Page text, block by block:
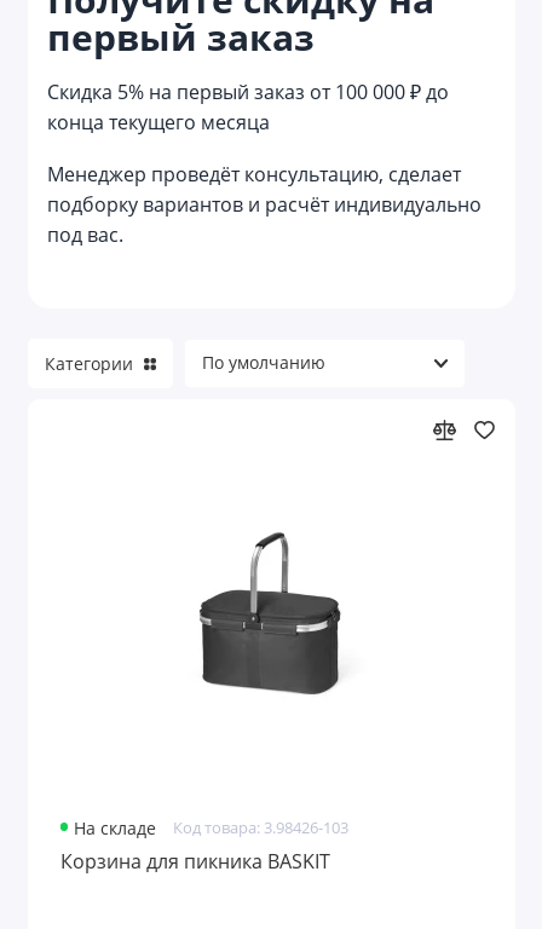
первый заказ
Скидка 5% на первый заказ от 100 000 ₽ до
конца текущего месяца
Менеджер проведёт консультацию, сделает
подборку вариантов и расчёт индивидуально
под вас.
Мешки
Наборы с сумками
Несессеры
Органайзеры
Органайзеры для авто
Органайзеры для кухни
Ремешки на шею
Складные сумки
Категории
На складе Код товара: 3.98426-103
Корзина для пикника BASKIT